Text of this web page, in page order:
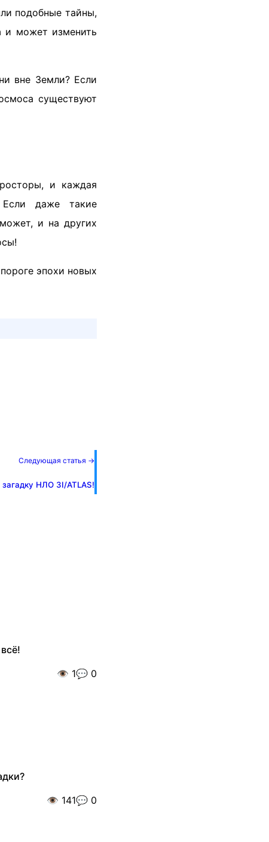
подобные тайны,
и может изменить
вне Земли? Если
существуют
и каждая
даже такие
и на других
эпохи новых
Следующая статья →
НЛО 3I/ATLAS!
👁️ 1💬 0
👁️ 141💬 0